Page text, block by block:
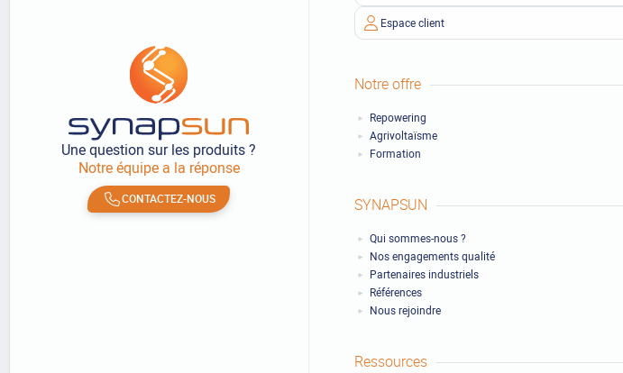
Une question sur les produits ?
Notre équipe a la réponse
CONTACTEZ-NOUS
Espace client
Notre offre
Repowering
Agrivoltaïsme
Formation
SYNAPSUN
Qui sommes-nous ?
Nos engagements qualité
Partenaires industriels
Références
Nous rejoindre
Ressources